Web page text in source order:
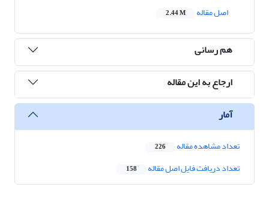
اصل مقاله
2.44 M
هم رسانی
ارجاع به این مقاله
آمار
تعداد مشاهده مقاله 226
تعداد دریافت فایل اصل مقاله 158